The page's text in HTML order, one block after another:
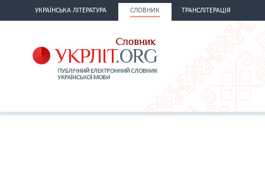
УКРАЇНСЬКА ЛІТЕРАТУРА СЛОВНИК ТРАНСЛІТЕРАЦІЯ